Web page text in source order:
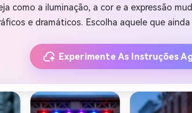
como a iluminação, a cor e a expressão
e dramáticos. Escolha aquele que
Experimente As Instruções